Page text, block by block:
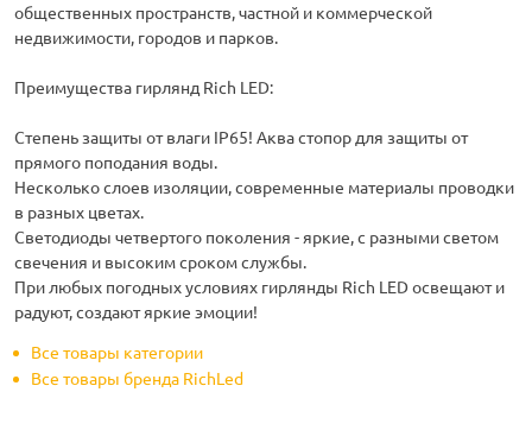
общественных пространств, частной и коммерческой
недвижимости, городов и парков.
Преимущества гирлянд Rich LED:
Степень защиты от влаги IP65! Аква стопор для защиты от
прямого поподания воды.
Несколько слоев изоляции, современные материалы проводки
в разных цветах.
Светодиоды четвертого поколения - яркие, с разными светом
свечения и высоким сроком службы.
При любых погодных условиях гирлянды Rich LED освещают и
радуют, создают яркие эмоции!
Все товары категории
Все товары бренда RichLed